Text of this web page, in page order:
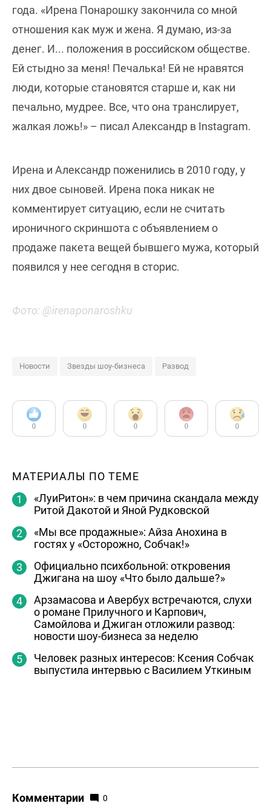
года. «Ирена Понарошку закончила со мной
отношения как муж и жена. Я думаю, из-за
денег. И... положения в российском обществе.
Ей стыдно за меня! Печалька! Ей не нравятся
люди, которые становятся старше и, как ни
печально, мудрее. Все, что она транслирует,
жалкая ложь!» – писал Александр в Instagram.
Ирена и Александр поженились в 2010 году, у
них двое сыновей. Ирена пока никак не
комментирует ситуацию, если не считать
ироничного скриншота с объявлением о
продаже пакета вещей бывшего мужа, который
появился у нее сегодня в сторис.
Фото: @irenaponaroshku
Новости Звезды шоу-бизнеса Развод
0 0 0 0 0
МАТЕРИАЛЫ ПО ТЕМЕ
«ЛуиРитон»: в чем причина скандала между
Ритой Дакотой и Яной Рудковской
«Мы все продажные»: Айза Анохина в
гостях у «Осторожно, Собчак!»
Официально психбольной: откровения
Джигана на шоу «Что было дальше?»
Арзамасова и Авербух встречаются, слухи
о романе Прилучного и Карпович,
Самойлова и Джиган отложили развод:
новости шоу-бизнеса за неделю
Человек разных интересов: Ксения Собчак
выпустила интервью с Василием Уткиным
Комментарии 0